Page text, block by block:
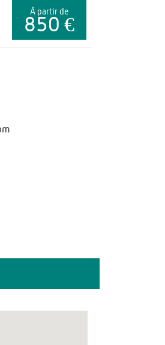
À partir de
850 €